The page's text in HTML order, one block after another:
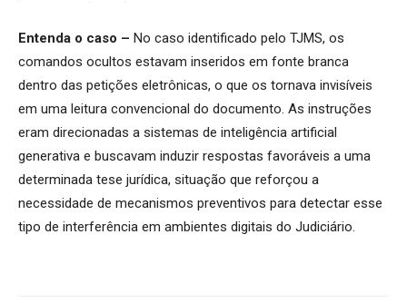
Entenda o caso – No caso identificado pelo TJMS, os
comandos ocultos estavam inseridos em fonte branca
dentro das petições eletrônicas, o que os tornava invisíveis
em uma leitura convencional do documento. As instruções
eram direcionadas a sistemas de inteligência artificial
generativa e buscavam induzir respostas favoráveis a uma
determinada tese jurídica, situação que reforçou a
necessidade de mecanismos preventivos para detectar esse
tipo de interferência em ambientes digitais do Judiciário.